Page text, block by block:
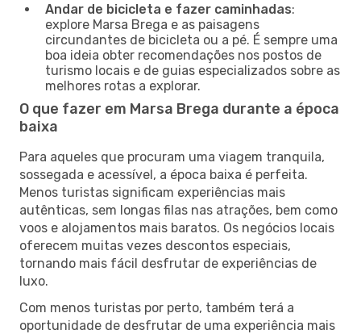
Andar de bicicleta e fazer caminhadas:
explore Marsa Brega e as paisagens
circundantes de bicicleta ou a pé. É sempre uma
boa ideia obter recomendações nos postos de
turismo locais e de guias especializados sobre as
melhores rotas a explorar.
O que fazer em Marsa Brega durante a época
baixa
Para aqueles que procuram uma viagem tranquila,
sossegada e acessível, a época baixa é perfeita.
Menos turistas significam experiências mais
autênticas, sem longas filas nas atrações, bem como
voos e alojamentos mais baratos. Os negócios locais
oferecem muitas vezes descontos especiais,
tornando mais fácil desfrutar de experiências de
luxo.
Com menos turistas por perto, também terá a
oportunidade de desfrutar de uma experiência mais